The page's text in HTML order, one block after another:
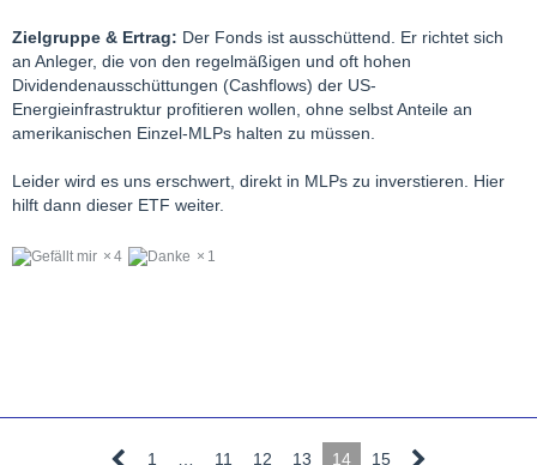
Zielgruppe & Ertrag: Der Fonds ist ausschüttend. Er richtet sich
an Anleger, die von den regelmäßigen und oft hohen
Dividendenausschüttungen (Cashflows) der US-
Energieinfrastruktur profitieren wollen, ohne selbst Anteile an
amerikanischen Einzel-MLPs halten zu müssen.
Leider wird es uns erschwert, direkt in MLPs zu inverstieren. Hier
hilft dann dieser ETF weiter.
4 1
1 … 11 12 13 14 15